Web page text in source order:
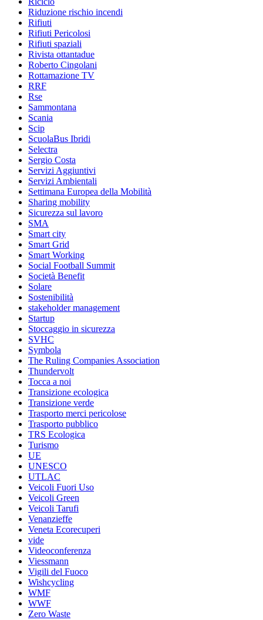
Riduzione rischio incendi
Rifiuti
Rifiuti Pericolosi
Rifiuti spaziali
Rivista ottantadue
Roberto Cingolani
Rottamazione TV
RRF
Rse
Sammontana
Scania
Scip
ScuolaBus Ibridi
Selectra
Sergio Costa
Servizi Aggiuntivi
Servizi Ambientali
Settimana Europea della Mobilità
Sharing mobility
Sicurezza sul lavoro
SMA
Smart city
Smart Grid
Smart Working
Social Football Summit
Società Benefit
Solare
Sostenibilità
stakeholder management
Startup
Stoccaggio in sicurezza
SVHC
Symbola
The Ruling Companies Association
Thundervolt
Tocca a noi
Transizione ecologica
Transizione verde
Trasporto merci pericolose
Trasporto pubblico
TRS Ecologica
Turismo
UE
UNESCO
UTLAC
Veicoli Fuori Uso
Veicoli Green
Veicoli Tarufi
Venanzieffe
Veneta Ecorecuperi
vide
Videoconferenza
Viessmann
Vigili del Fuoco
Wishcycling
WMF
WWF
Zero Waste